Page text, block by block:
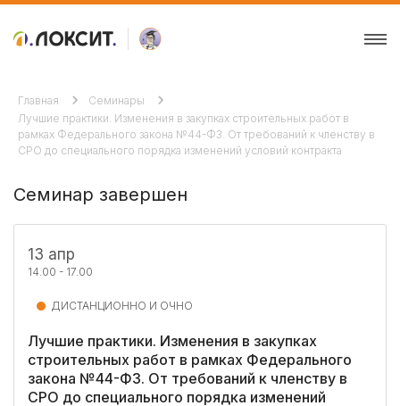
Главная
Семинары
Лучшие практики. Изменения в закупках строительных работ в
рамках Федерального закона №44-ФЗ. От требований к членству в
СРО до специального порядка изменений условий контракта
Семинар завершен
13 апр
14.00 - 17.00
ДИСТАНЦИОННО И ОЧНО
Лучшие практики. Изменения в закупках
строительных работ в рамках Федерального
закона №44-ФЗ. От требований к членству в
СРО до специального порядка изменений